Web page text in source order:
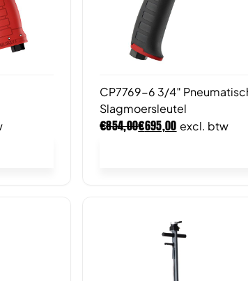
CP7769-6 3/4″
Slagmoersleutel
€854,00€695,00 excl. btw